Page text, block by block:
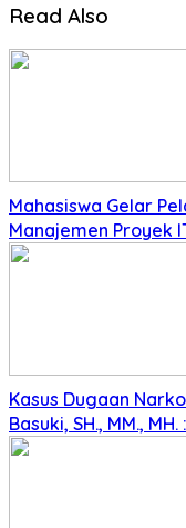
Read Also
Mahasiswa Gelar
Manajemen Proyek
Kasus Dugaan
Basuki, SH., MM.,